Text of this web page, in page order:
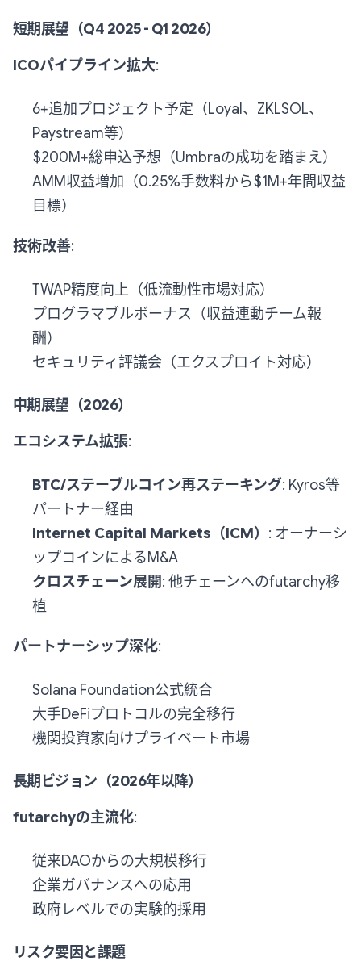
短期展望（Q4 2025 - Q1 2026）
ICOパイプライン拡大:
6+追加プロジェクト予定（Loyal、ZKLSOL、
Paystream等）
$200M+総申込予想（Umbraの成功を踏まえ）
AMM収益増加（0.25%手数料から$1M+年間収益
目標）
技術改善:
TWAP精度向上（低流動性市場対応）
プログラマブルボーナス（収益連動チーム報
酬）
セキュリティ評議会（エクスプロイト対応）
中期展望（2026）
エコシステム拡張:
BTC/ステーブルコイン再ステーキング: Kyros等
パートナー経由
Internet Capital Markets（ICM） : オーナーシ
ップコインによるM&A
クロスチェーン展開: 他チェーンへのfutarchy移
植
パートナーシップ深化:
Solana Foundation公式統合
大手DeFiプロトコルの完全移行
機関投資家向けプライベート市場
長期ビジョン（2026年以降）
futarchyの主流化:
従来DAOからの大規模移行
企業ガバナンスへの応用
政府レベルでの実験的採用
リスク要因と課題